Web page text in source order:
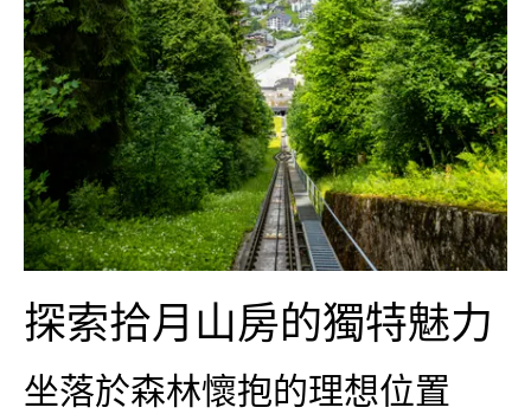
探索拾月山房的獨特魅力
坐落於森林懷抱的理想位置